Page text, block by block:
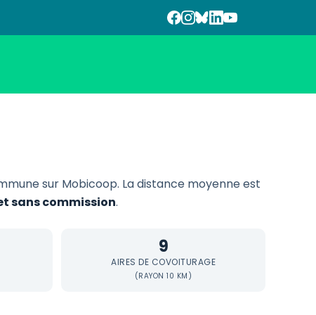
sur Mobicoop. La distance moyenne est
sans commission.
9
AIRES DE COVOITURAGE
(RAYON 10 KM)